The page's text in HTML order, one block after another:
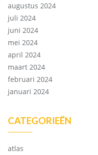
augustus 2024
juli 2024
juni 2024
mei 2024
april 2024
maart 2024
februari 2024
januari 2024
CATEGORIEËN
atlas